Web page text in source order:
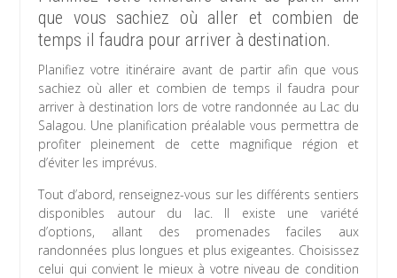
que vous sachiez où aller et combien de
temps il faudra pour arriver à destination.
Planifiez votre itinéraire avant de partir afin que vous
sachiez où aller et combien de temps il faudra pour
arriver à destination lors de votre randonnée au Lac du
Salagou. Une planification préalable vous permettra de
profiter pleinement de cette magnifique région et
d’éviter les imprévus.
Tout d’abord, renseignez-vous sur les différents sentiers
disponibles autour du lac. Il existe une variété
d’options, allant des promenades faciles aux
randonnées plus longues et plus exigeantes. Choisissez
celui qui convient le mieux à votre niveau de condition